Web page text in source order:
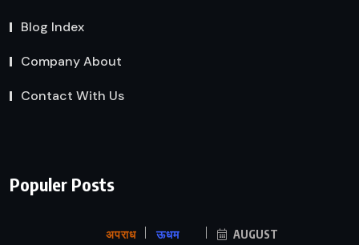
Blog Index
Company About
Contact With Us
Populer Posts
अपराध
ऊधम
AUGUST